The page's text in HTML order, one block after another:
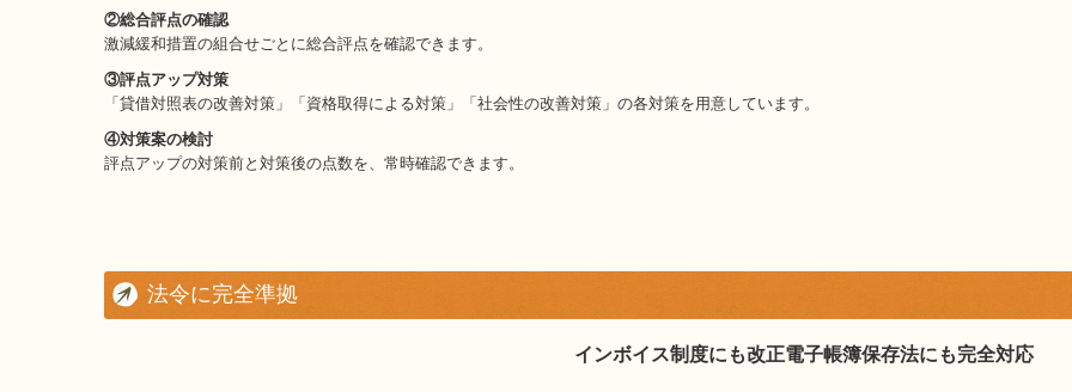
②総合評点の確認
激減緩和措置の組合せごとに総合評点を確認できます。
③評点アップ対策
「貸借対照表の改善対策」「資格取得による対策」「社会性の改善対策」の各対策を用意しています。
④対策案の検討
評点アップの対策前と対策後の点数を、常時確認できます。
法令に完全準拠
インボイス制度にも改正電子帳簿保存法にも完全対応